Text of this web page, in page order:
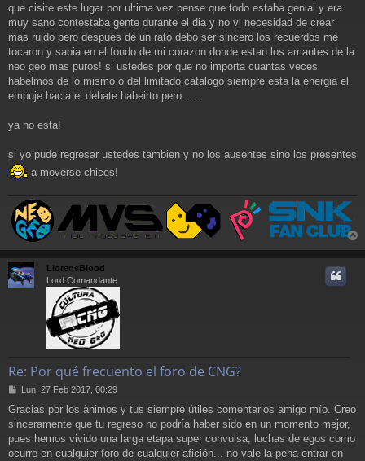
que cisite este lugar por ultima vez pense que todo estaba genial y era
muy sano contestaba gente durante el dia y no vi necesidad de crear
mas ruido pero despues de un rato debo ser sincero los recuerdos me
tocaron y sabia en el fondo de mi corazon donde estan los amantes de la
neo geo mas puros! si ustedes por que no importa cuantas veces
habelmos de lo mismo o del limitado catalogo siempre esta la energia el
empuje hacia el debate habeirto pero......
ya no esta!
si yo pude regresar ustedes tambien y no los ausentes sino los presentes
a moverse chicos!
r
LlorensBlood
Lord Comandante
Re: Por qué frecuento el foro de CNG?
M
n
s
a
j
Lun, 27 Feb 2017, 00:29
Gracias por los ànimos y tus siempre útiles comentarios amigo mío. Creo
sinceramente que tu regreso no podría haber sido en un momento mejor,
pues hemos vivido una larga etapa super convulsa, luchas de egos como
ocurre en cualquier foro de cualquier afición... no vale la pena entrar en